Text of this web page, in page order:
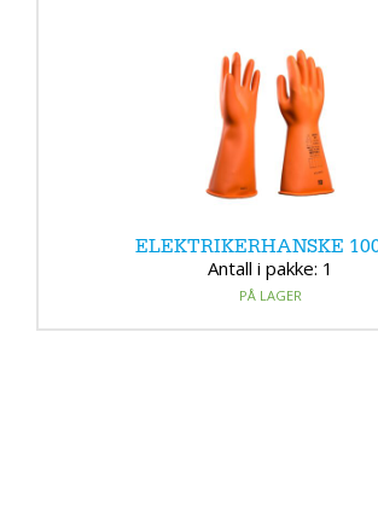
ELEKTRIKERHANSKE
Antall i pakke: 1
PÅ LAGER